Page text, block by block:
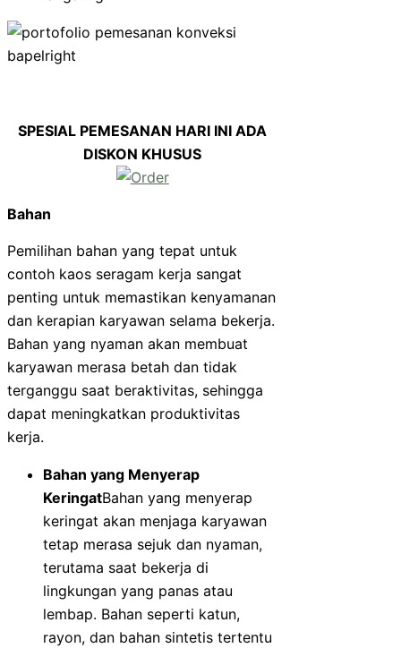
SPESIAL PEMESANAN HARI INI ADA
DISKON KHUSUS
Bahan
Pemilihan bahan yang tepat untuk
contoh kaos seragam kerja sangat
penting untuk memastikan kenyamanan
dan kerapian karyawan selama bekerja.
Bahan yang nyaman akan membuat
karyawan merasa betah dan tidak
terganggu saat beraktivitas, sehingga
dapat meningkatkan produktivitas
kerja.
Bahan yang Menyerap
KeringatBahan yang menyerap
keringat akan menjaga karyawan
tetap merasa sejuk dan nyaman,
terutama saat bekerja di
lingkungan yang panas atau
lembap. Bahan seperti katun,
rayon, dan bahan sintetis tertentu